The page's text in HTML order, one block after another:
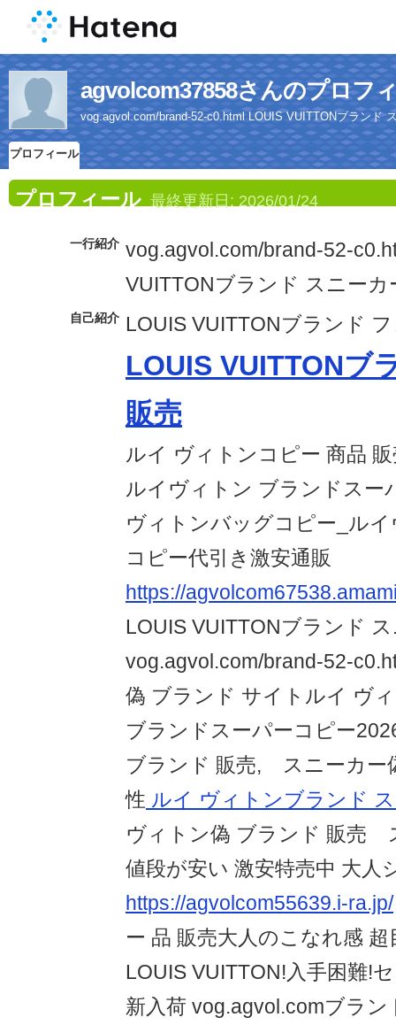
agvolcom37858さんのプロフ
vog.agvol.com/brand-52-c0.html LOUIS VUITTONブランド
プロフィール
プロフィール 最終更新日: 2026/01/24
一行紹介 vog.agvol.com/brand-52-
VUITTONブランド スニーカ
自己紹介 LOUIS VUITTONブランド
LOUIS VUITTONブ
販売
ルイ ヴィトンコピー 商品
ルイヴィトン ブランドス
ヴィトンバッグコピー_ル
コピー代引き激安通販
https://
LOUIS VUITTONブランド
vog.agvol.com/brand-52-
偽 ブランド サイトルイ ヴ
ブランドスーパーコピー
ブランド 販売, スニーカー
性 ルイ ヴィトンブランド
ヴィトン偽 ブランド 販売
値段が安い 激安特売中 大人
https://agvolcom55639.i-ra.jp/
ー 品 販売大人のこなれ感
LOUIS VUITTON!入手困難!
新入荷 vog.agvol.comブラ